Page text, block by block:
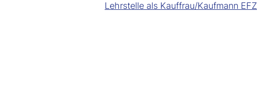
Lehrstelle als Kauffrau/Kaufmann EFZ